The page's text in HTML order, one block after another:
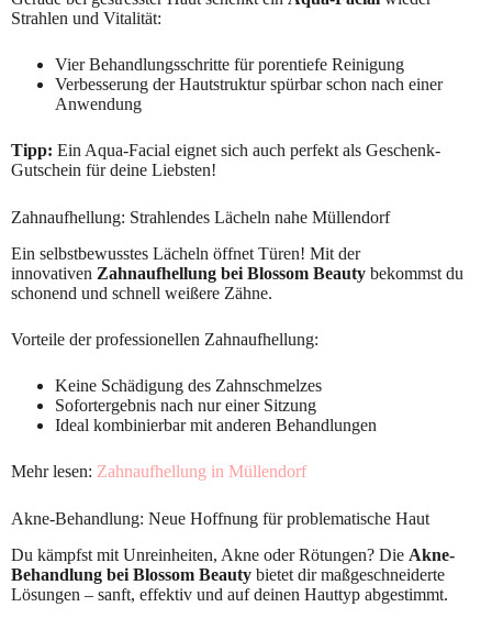
Strahlen und Vitalität:
Vier Behandlungsschritte für porentiefe Reinigung
Verbesserung der Hautstruktur spürbar schon nach einer
Anwendung
Tipp: Ein Aqua-Facial eignet sich auch perfekt als Geschenk-
Gutschein für deine Liebsten!
Zahnaufhellung: Strahlendes Lächeln nahe Müllendorf
Ein selbstbewusstes Lächeln öffnet Türen! Mit der
innovativen Zahnaufhellung bei Blossom Beauty bekommst du
schonend und schnell weißere Zähne.
Vorteile der professionellen Zahnaufhellung:
Keine Schädigung des Zahnschmelzes
Sofortergebnis nach nur einer Sitzung
Ideal kombinierbar mit anderen Behandlungen
Mehr lesen: Zahnaufhellung in Müllendorf
Akne-Behandlung: Neue Hoffnung für problematische Haut
Du kämpfst mit Unreinheiten, Akne oder Rötungen? Die Akne-
Behandlung bei Blossom Beauty bietet dir maßgeschneiderte
Lösungen – sanft, effektiv und auf deinen Hauttyp abgestimmt.